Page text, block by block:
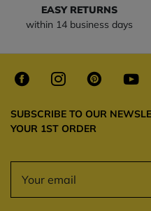
EASY RETURNS
within 14 business days
SUBSCRIBE TO OUR
YOUR 1ST ORDER